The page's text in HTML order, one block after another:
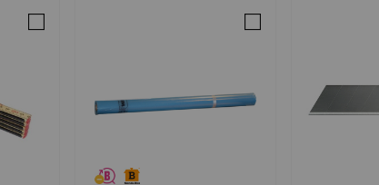
MULTI-SEALER FLEX
Jämför METERSTOCK BEIJER 2M 59-2-10 (50)Jämför BYGGFOLIE